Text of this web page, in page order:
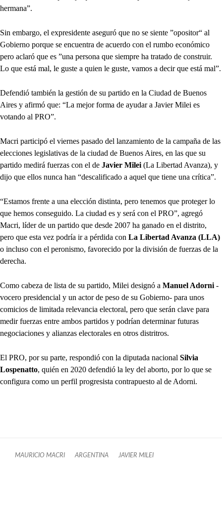
hermana”.
Sin embargo, el expresidente aseguró que no se siente ”opositor“ al
Gobierno porque se encuentra de acuerdo con el rumbo económico
pero aclaró que es ”una persona que siempre ha tratado de construir.
Lo que está mal, le guste a quien le guste, vamos a decir que está mal”.
Defendió también la gestión de su partido en la Ciudad de Buenos
Aires y afirmó que: “La mejor forma de ayudar a Javier Milei es
votando al PRO”.
Macri participó el viernes pasado del lanzamiento de la campaña de las
elecciones legislativas de la ciudad de Buenos Aires, en las que su
partido medirá fuerzas con el de Javier Milei (La Libertad Avanza), y
dijo que ellos nunca han “descalificado a aquel que tiene una crítica”.
“Estamos frente a una elección distinta, pero tenemos que proteger lo
que hemos conseguido. La ciudad es y será con el PRO”, agregó
Macri, líder de un partido que desde 2007 ha ganado en el distrito,
pero que esta vez podría ir a pérdida con La Libertad Avanza (LLA)
o incluso con el peronismo, favorecido por la división de fuerzas de la
derecha.
Como cabeza de lista de su partido, Milei designó a Manuel Adorni -
vocero presidencial y un actor de peso de su Gobierno- para unos
comicios de limitada relevancia electoral, pero que serán clave para
medir fuerzas entre ambos partidos y podrían determinar futuras
negociaciones y alianzas electorales en otros distritros.
El PRO, por su parte, respondió con la diputada nacional Silvia
Lospenatto, quién en 2020 defendió la ley del aborto, por lo que se
configura como un perfil progresista contrapuesto al de Adorni.
MAURICIO MACRI ARGENTINA JAVIER MILEI